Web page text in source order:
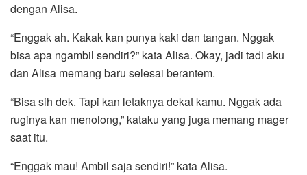
dengan Alisa.
“Enggak ah. Kakak kan punya kaki dan tangan. Nggak
bisa apa ngambil sendiri?” kata Alisa. Okay, jadi tadi aku
dan Alisa memang baru selesai berantem.
“Bisa sih dek. Tapi kan letaknya dekat kamu. Nggak ada
ruginya kan menolong,” kataku yang juga memang mager
saat itu.
“Enggak mau! Ambil saja sendiri!” kata Alisa.